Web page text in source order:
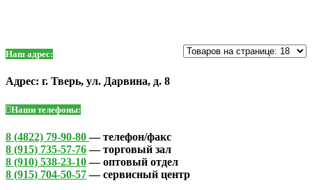
Наш адрес:
Адрес: г. Тверь, ул. Дарвина, д. 8
Наши телефоны:
8 (4822) 79-90-80— телефон/факс
8 (915) 735-57-76— торговый зал
8 (910) 538-23-10— оптовый отдел
8 (915) 704-50-57— сервисный центр